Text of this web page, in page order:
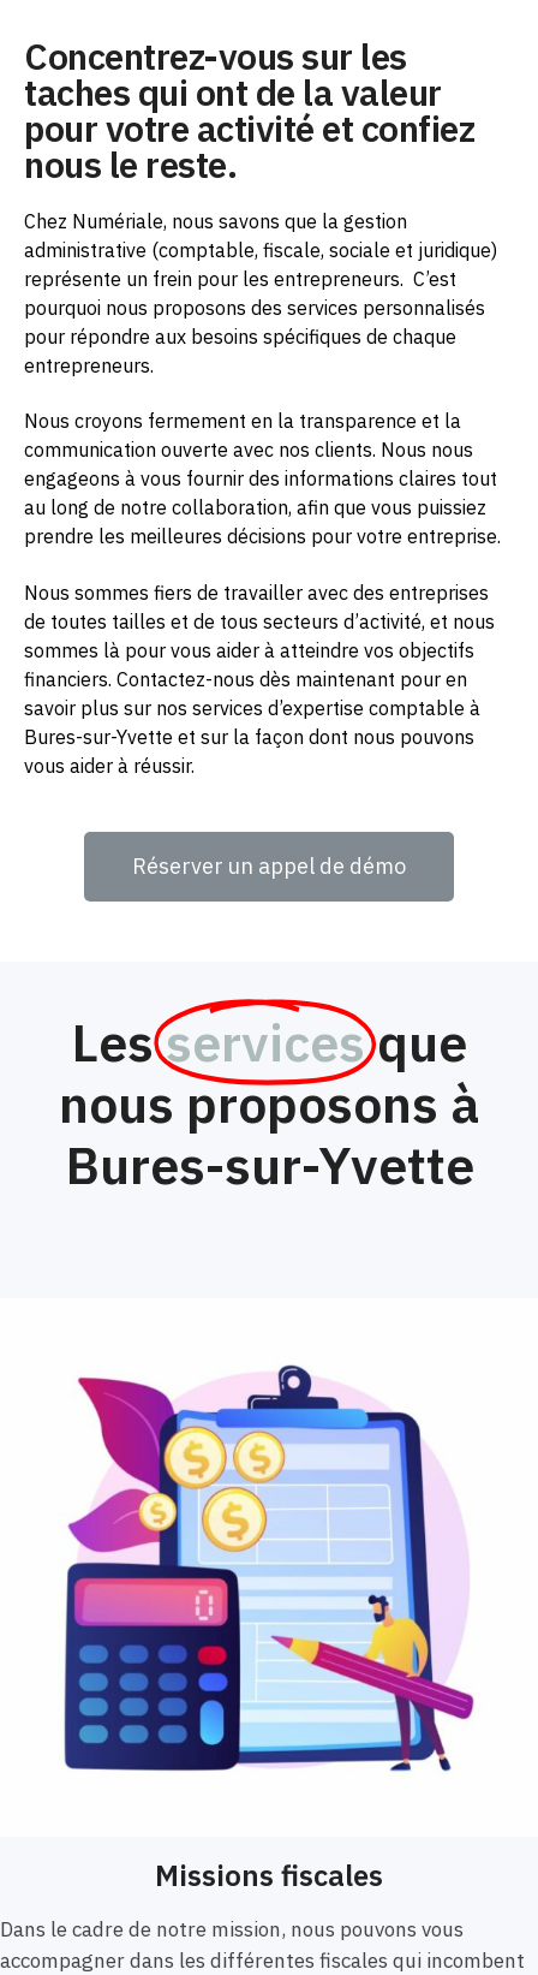
Concentrez-vous sur les
taches qui ont de la valeur
pour votre activité et confiez
nous le reste.
Chez Numériale, nous savons que la gestion
administrative (comptable, fiscale, sociale et juridique)
représente un frein pour les entrepreneurs. C’est
pourquoi nous proposons des services personnalisés
pour répondre aux besoins spécifiques de chaque
entrepreneurs.
Nous croyons fermement en la transparence et la
communication ouverte avec nos clients. Nous nous
engageons à vous fournir des informations claires tout
au long de notre collaboration, afin que vous puissiez
prendre les meilleures décisions pour votre entreprise.
Nous sommes fiers de travailler avec des entreprises
de toutes tailles et de tous secteurs d’activité, et nous
sommes là pour vous aider à atteindre vos objectifs
financiers. Contactez-nous dès maintenant pour en
savoir plus sur nos services d’expertise comptable à
Bures-sur-Yvette et sur la façon dont nous pouvons
vous aider à réussir.
Réserver un appel de démo
Lesservices que
nous proposons à
Bures-sur-Yvette
Missions fiscales
Dans le cadre de notre mission, nous pouvons vous
accompagner dans les différentes fiscales qui incombent